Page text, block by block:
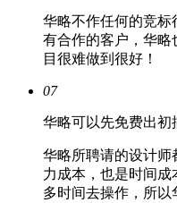
华略不作任何的竞标
有合作的客户，华略
目很难做到很好！
07
华略可以先免费出初
华略所聘请的设计师
力成本，也是时间
多时间去操作，所